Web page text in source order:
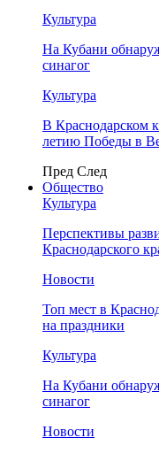
Культура
На Кубани
синагог
Культура
В Краснодарском
летию Победы в
Пред След
Общество
Культура
Перспективы
Краснодарского
Новости
Топ мест в
на праздники
Культура
На Кубани
синагог
Новости